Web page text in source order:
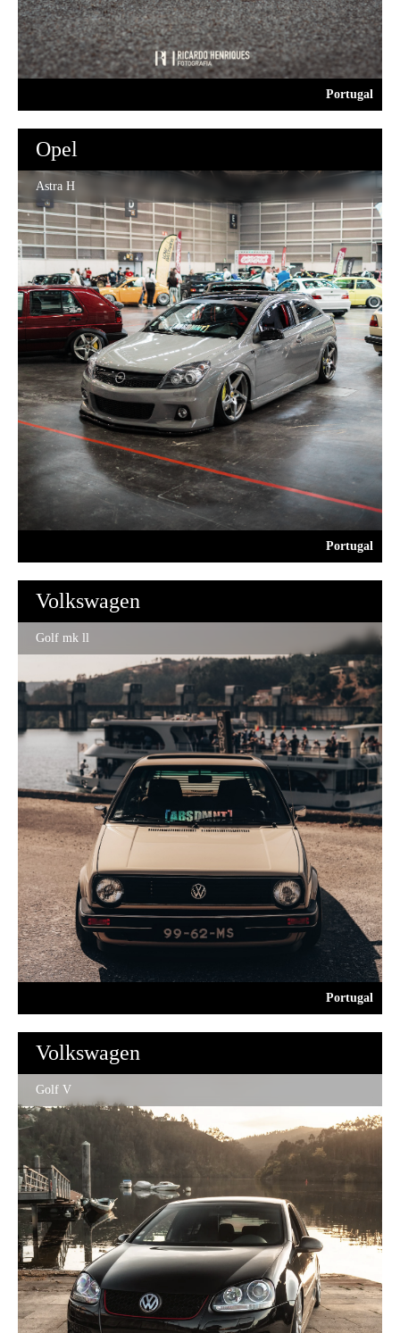
Portugal
Opel
Astra H
Portugal
Volkswagen
Golf mk ll
Portugal
Volkswagen
Golf V